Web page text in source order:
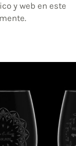
y web en este